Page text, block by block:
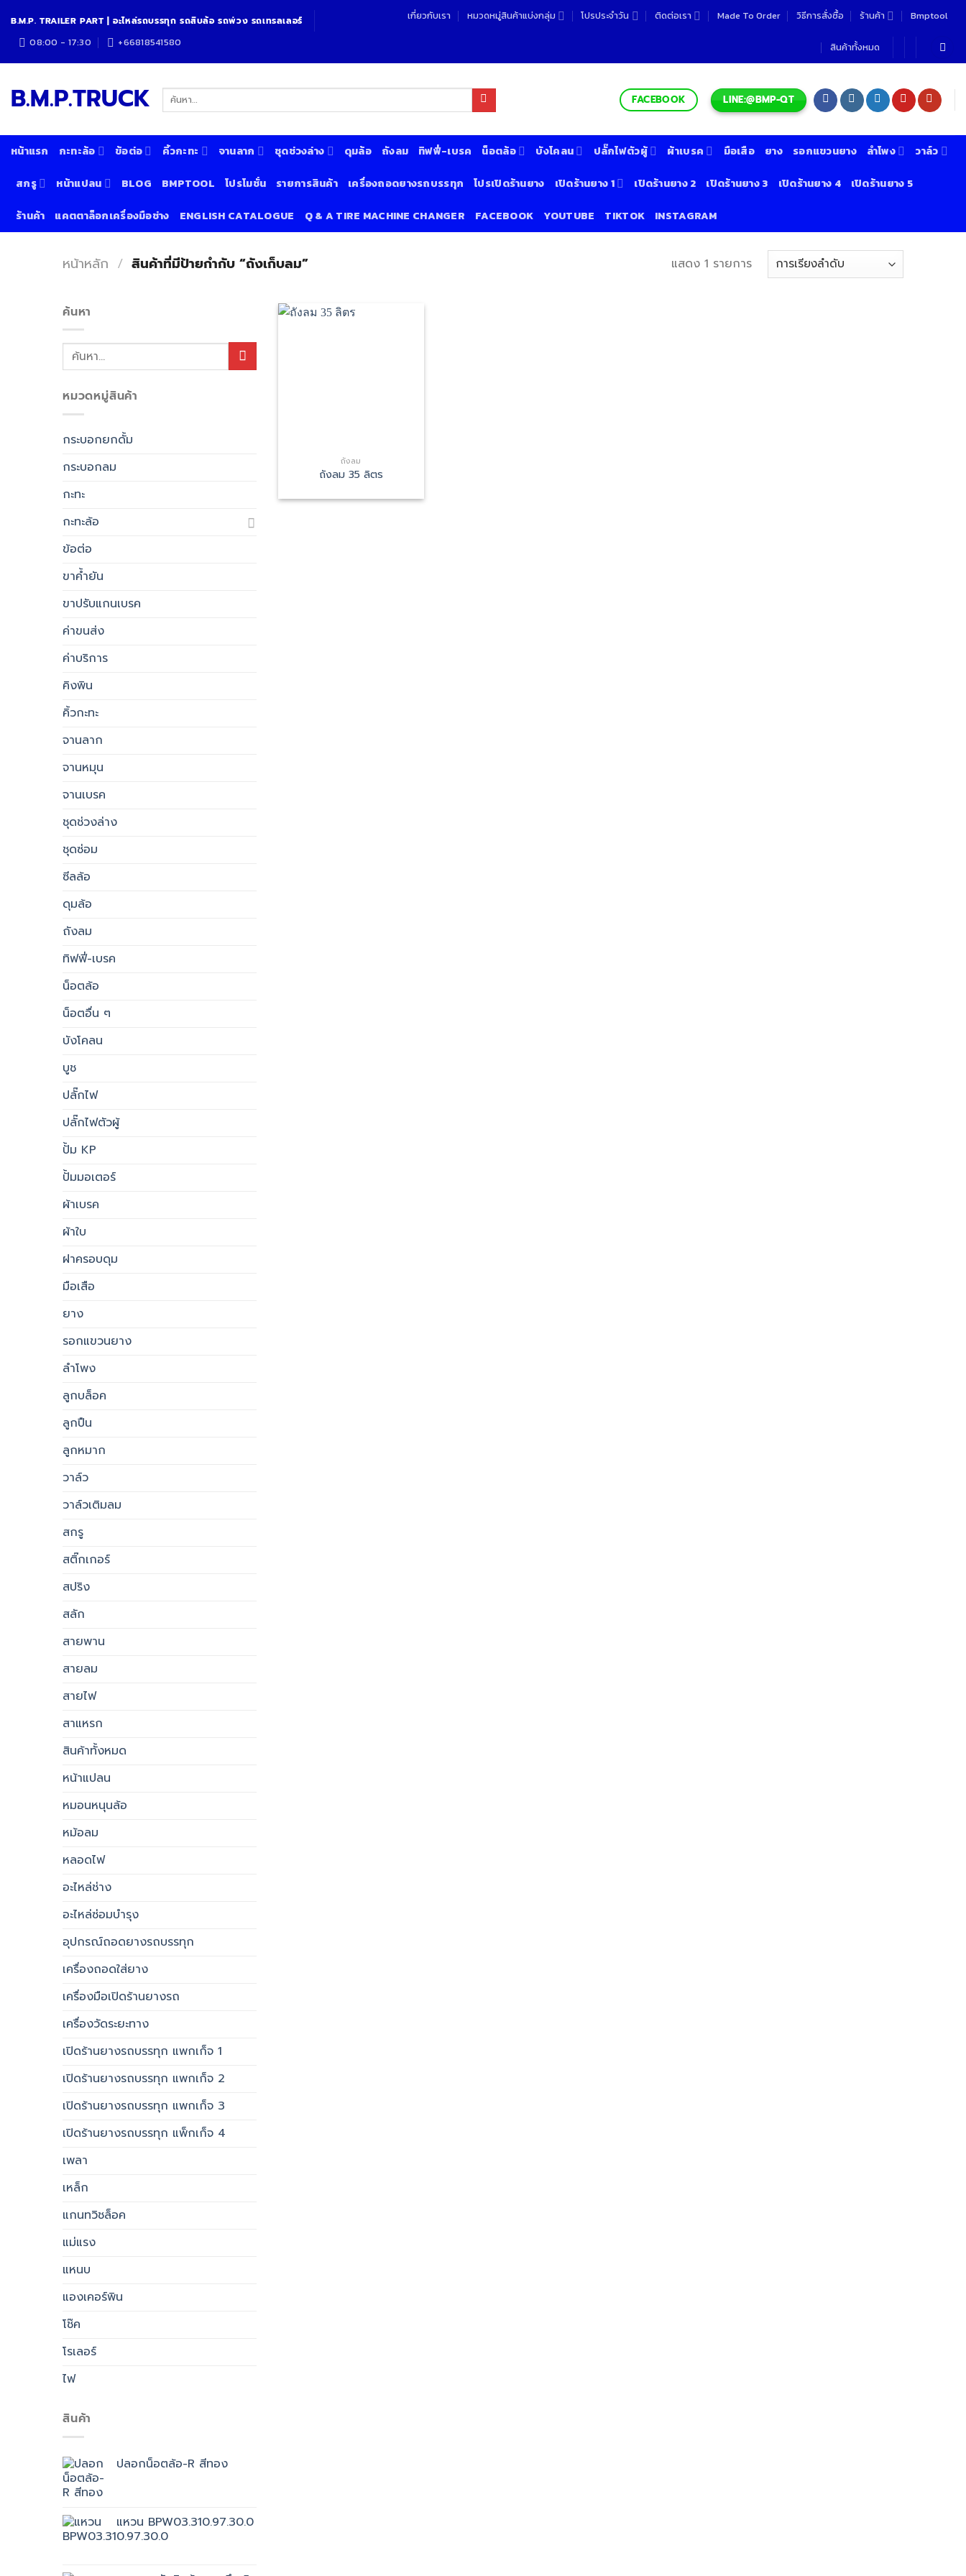
to
content
B.M.P. TRAILER PART | อะไหล่รถบรรทุก รถสิบล้อ รถพ่วง รถเทรลเลอร์
08:00 - 17:30 +66818541580
เกี่ยวกับเรา หมวดหมู่สินค้าแบ่งกลุ่ม โปรประจำวัน ติดต่อเรา Made To Order วิธีการสั่งซื้อ ร้านค้า Bmptool
สินค้าทั้งหมด
B.M.P.TRUCK ค้นหา: FACEBOOK LINE:@BMP-QT
หน้าแรก กะทะล้อ ข้อต่อ คิ้วกะทะ จานลาก ชุดช่วงล่าง ดุมล้อ ถังลม ทิฟฟี่-เบรค น็อตล้อ บังโคลน ปลั๊กไฟตัวผู้ ผ้าเบรค มือเสือ ยาง รอกแขวนยาง ลำโพง วาล์ว
สกรู หน้าแปลน BLOG BMPTOOL โปรโมชั่น รายการสินค้า เครื่องถอดยางรถบรรทุก โปรเปิดร้านยาง เปิดร้านยาง 1 เปิดร้านยาง 2 เปิดร้านยาง 3 เปิดร้านยาง 4 เปิดร้านยาง 5
ร้านค้า แคตตาล็อกเครื่องมือช่าง ENGLISH CATALOGUE Q & A TIRE MACHINE CHANGER FACEBOOK YOUTUBE TIKTOK INSTAGRAM
หน้าหลัก / สินค้าที่มีป้ายกำกับ “ถังเก็บลม” แสดง 1 รายการ
ค้นหา
ค้นหา:
หมวดหมู่สินค้า
กระบอกยกดั้ม
กระบอกลม
กะทะ
กะทะล้อ
ข้อต่อ
ขาค้ำยัน
ขาปรับแกนเบรค
ค่าขนส่ง
ค่าบริการ
คิงพิน
คิ้วกะทะ
จานลาก
จานหมุน
จานเบรค
ชุดช่วงล่าง
ชุดซ่อม
ซีลล้อ
ดุมล้อ
ถังลม
ทิฟฟี่-เบรค
น็อตล้อ
น็อตอื่น ๆ
บังโคลน
บูช
ปลั๊กไฟ
ปลั๊กไฟตัวผู้
ปั้ม KP
ปั้มมอเตอร์
ผ้าเบรค
ผ้าใบ
ฝาครอบดุม
มือเสือ
ยาง
รอกแขวนยาง
ลำโพง
ลูกบล็อค
ลูกปืน
ลูกหมาก
วาล์ว
วาล์วเติมลม
สกรู
สติ๊กเกอร์
สปริง
สลัก
สายพาน
สายลม
สายไฟ
สาแหรก
สินค้าทั้งหมด
หน้าแปลน
หมอนหนุนล้อ
หม้อลม
หลอดไฟ
อะไหล่ช่าง
อะไหล่ซ่อมบำรุง
อุปกรณ์ถอดยางรถบรรทุก
เครื่องถอดใส่ยาง
เครื่องมือเปิดร้านยางรถ
เครื่องวัดระยะทาง
เปิดร้านยางรถบรรทุก แพกเก็จ 1
เปิดร้านยางรถบรรทุก แพกเก็จ 2
เปิดร้านยางรถบรรทุก แพกเก็จ 3
เปิดร้านยางรถบรรทุก แพ็กเก็จ 4
เพลา
เหล็ก
แกนทวิชล็อค
แม่แรง
แหนบ
แองเคอร์พิน
โช๊ค
โรเลอร์
ไฟ
สินค้า
ปลอกน็อตล้อ-R สีทอง
แหวน BPW03.310.97.30.0
ถังลม
ถังลม 35 ลิตร